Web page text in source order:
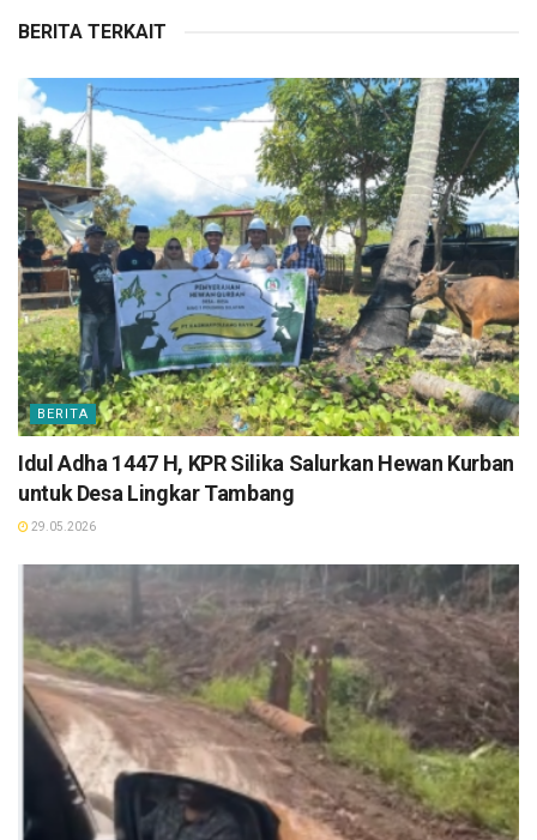
BERITA TERKAIT
BERITA
Idul Adha 1447 H, KPR Silika Salurkan Hewan Kurban
untuk Desa Lingkar Tambang
29.05.2026